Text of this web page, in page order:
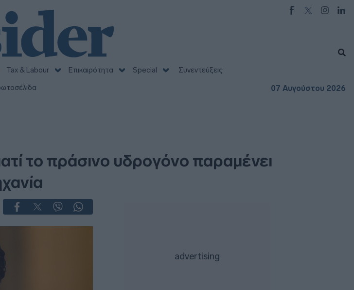
Tax & Labour Επικαιρότητα Special
Συνεντεύξεις
07 Αυγούστου 2026
το πράσινο υδρογόνο παραμένει